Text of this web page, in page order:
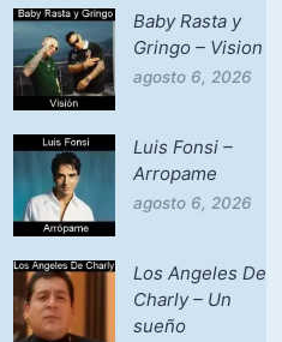
Baby Rasta y
Gringo – Vision
agosto 6, 2026
Luis Fonsi –
Arropame
agosto 6, 2026
Los Angeles De
Charly – Un
sueño